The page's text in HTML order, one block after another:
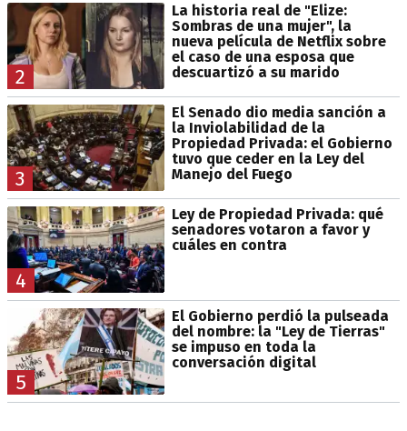
2
La historia real de "Elize:
Sombras de una mujer", la
nueva película de Netflix sobre
el caso de una esposa que
descuartizó a su marido
3
El Senado dio media sanción a
la Inviolabilidad de la
Propiedad Privada: el Gobierno
tuvo que ceder en la Ley del
Manejo del Fuego
4
Ley de Propiedad Privada: qué
senadores votaron a favor y
cuáles en contra
5
El Gobierno perdió la pulseada
del nombre: la "Ley de Tierras"
se impuso en toda la
conversación digital